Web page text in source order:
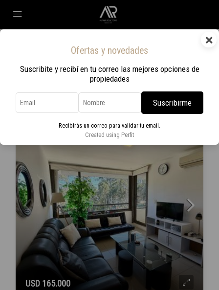
×
Ofertas y novedades
Suscribite y recibí en tu correo las mejores opciones de
propiedades
Suscribirme
Recibirás un correo para validar tu email.
Created using Perfit
Estacionamiento para visitantes
248 Propiedades
Orden por defecto
USD 165.000